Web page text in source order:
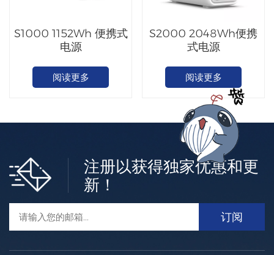
S1000 1152Wh 便携式
电源
阅读更多
S2000 2048Wh便携
式电源
阅读更多
注册以获得独家优惠和更
新！